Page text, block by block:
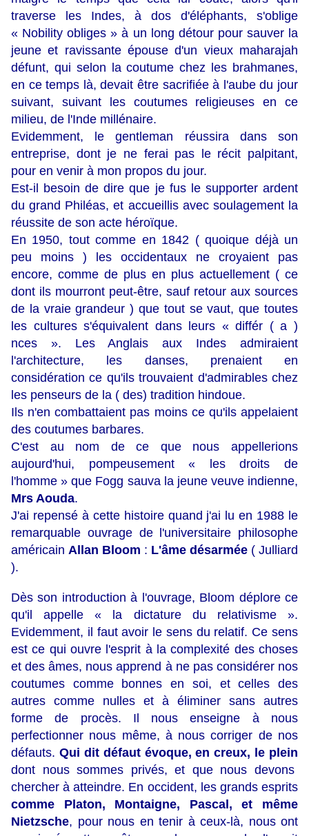
traverse les Indes, à dos d'éléphants, s'oblige
« Nobility obliges » à un long détour pour sauver la
jeune et ravissante épouse d'un vieux maharajah
défunt, qui selon la coutume chez les brahmanes,
en ce temps là, devait être sacrifiée à l'aube du jour
suivant, suivant les coutumes religieuses en ce
milieu, de l'Inde millénaire.
Evidemment, le gentleman réussira dans son
entreprise, dont je ne ferai pas le récit palpitant,
pour en venir à mon propos du jour.
Est-il besoin de dire que je fus le supporter ardent
du grand Philéas, et accueillis avec soulagement la
réussite de son acte héroïque.
En 1950, tout comme en 1842 ( quoique déjà un
peu moins ) les occidentaux ne croyaient pas
encore, comme de plus en plus actuellement ( ce
dont ils mourront peut-être, sauf retour aux sources
de la vraie grandeur ) que tout se vaut, que toutes
les cultures s'équivalent dans leurs « différ ( a )
nces ». Les Anglais aux Indes admiraient
l'architecture, les danses, prenaient en
considération ce qu'ils trouvaient d'admirables chez
les penseurs de la ( des) tradition hindoue.
Ils n'en combattaient pas moins ce qu'ils appelaient
des coutumes barbares.
C'est au nom de ce que nous appellerions
aujourd'hui, pompeusement « les droits de
l'homme » que Fogg sauva la jeune veuve indienne,
Mrs Aouda.
J'ai repensé à cette histoire quand j'ai lu en 1988 le
remarquable ouvrage de l'universitaire philosophe
américain Allan Bloom : L'âme désarmée ( Julliard
).
Dès son introduction à l'ouvrage, Bloom déplore ce
qu'il appelle « la dictature du relativisme ».
Evidemment, il faut avoir le sens du relatif. Ce sens
est ce qui ouvre l'esprit à la complexité des choses
et des âmes, nous apprend à ne pas considérer nos
coutumes comme bonnes en soi, et celles des
autres comme nulles et à éliminer sans autres
forme de procès. Il nous enseigne à nous
perfectionner nous même, à nous corriger de nos
défauts. Qui dit défaut évoque, en creux, le plein
dont nous sommes privés, et que nous devons
chercher à atteindre. En occident, les grands esprits
comme Platon, Montaigne, Pascal, et même
Nietzsche, pour nous en tenir à ceux-là, nous ont